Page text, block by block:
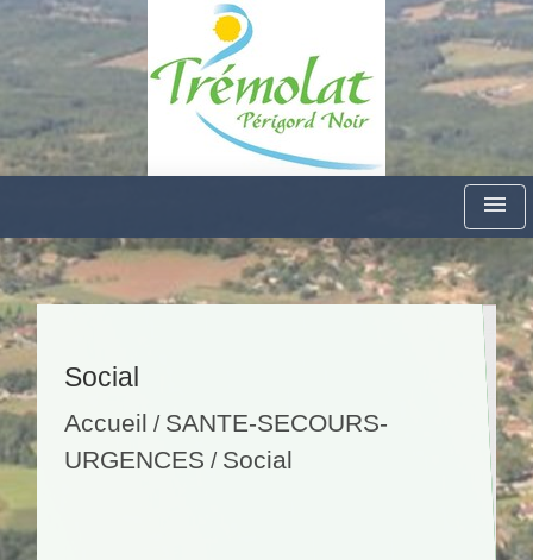
menu
Social
Accueil / SANTE-SECOURS-
URGENCES / Social